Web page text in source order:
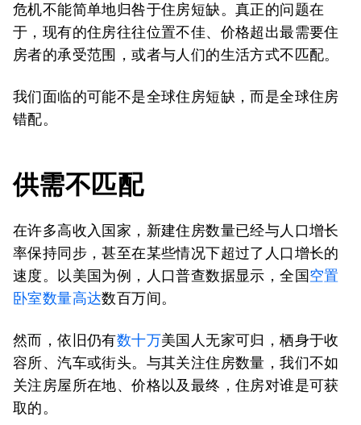
危机不能简单地归咎于住房短缺。真正的问题在
于，现有的住房往往位置不佳、价格超出最需要住
房者的承受范围，或者与人们的生活方式不匹配。
我们面临的可能不是全球住房短缺，而是全球住房
错配。
供需不匹配
在许多高收入国家，新建住房数量已经与人口增长
率保持同步，甚至在某些情况下超过了人口增长的
速度。以美国为例，人口普查数据显示，全国空置
卧室数量高达数百万间。
然而，依旧仍有数十万美国人无家可归，栖身于收
容所、汽车或街头。与其关注住房数量，我们不如
关注房屋所在地、价格以及最终，住房对谁是可获
取的。